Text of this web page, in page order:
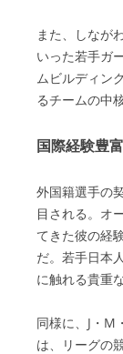
また、しなが
いった若手ガ
ムビルディン
るチームの中
国際経験豊
外国籍選手の
目される。オ
てきた彼の経
だ。若手日本
に触れる貴重
同様に、J・M
は、リーグの